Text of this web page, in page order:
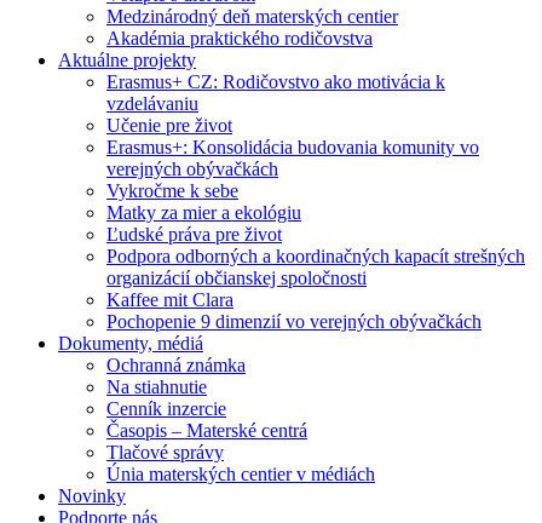
Medzinárodný deň materských centier
Akadémia praktického rodičovstva
Aktuálne projekty
Erasmus+ CZ: Rodičovstvo ako motivácia k
vzdelávaniu
Učenie pre život
Erasmus+: Konsolidácia budovania komunity vo
verejných obývačkách
Vykročme k sebe
Matky za mier a ekológiu
Ľudské práva pre život
Podpora odborných a koordinačných kapacít strešných
organizácií občianskej spoločnosti
Kaffee mit Clara
Pochopenie 9 dimenzií vo verejných obývačkách
Dokumenty, médiá
Ochranná známka
Na stiahnutie
Cenník inzercie
Časopis – Materské centrá
Tlačové správy
Únia materských centier v médiách
Novinky
Podporte nás